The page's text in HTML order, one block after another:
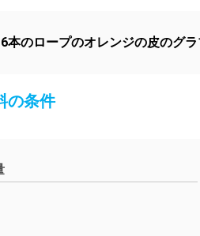
6本のロープのオレンジの皮のグ
の条件